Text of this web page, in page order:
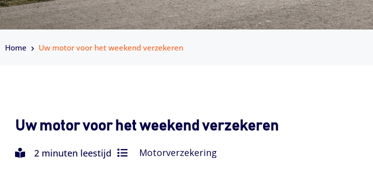
Home Uw motor voor het weekend verzekeren
Uw motor voor het weekend verzekeren
2 minuten leestijd Motorverzekering